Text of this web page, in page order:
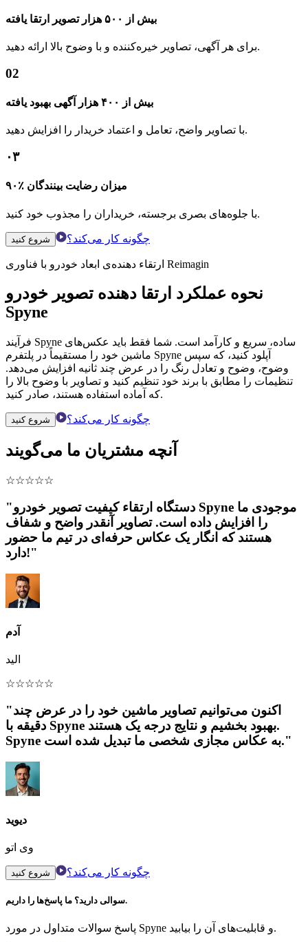
بیش از ۵۰۰ هزار تصویر ارتقا یافته
برای هر آگهی، تصاویر خیره‌کننده و با وضوح بالا ارائه دهید.
02
بیش از ۴۰۰ هزار آگهی بهبود یافته
با تصاویر واضح، تعامل و اعتماد خریدار را افزایش دهید.
۰۳
۹۰٪ میزان رضایت بینندگان
با جلوه‌های بصری برجسته، خریداران را مجذوب خود کنید.
شروع کنید چگونه کار می‌کند؟
ارتقاء دهنده‌ی ابعاد خودرو با فناوری Reimagin
نحوه عملکرد ارتقا دهنده تصویر خودرو
Spyne
فرآیند Spyne ساده، سریع و کارآمد است. شما فقط باید عکس‌های
ماشین خود را مستقیماً در پلتفرم Spyne آپلود کنید، که سپس
وضوح، وضوح و تعادل رنگ را در عرض چند ثانیه افزایش می‌دهد.
تنظیمات را مطابق با برند خود تنظیم کنید و تصاویر با وضوح بالا را
که آماده استفاده هستند، صادر کنید.
شروع کنید چگونه کار می‌کند؟
آنچه مشتریان ما می‌گویند
☆☆☆☆☆
"دستگاه ارتقاء کیفیت تصویر خودرو Spyne موجودی ما
را افزایش داده است. تصاویر آنقدر واضح و شفاف
هستند که انگار یک عکاس حرفه‌ای در تیم ما حضور
دارد!"
آدم
الید
☆☆☆☆☆
"اکنون می‌توانیم تصاویر ماشین خود را در عرض چند
دقیقه با Spyne بهبود بخشیم و نتایج درجه یک هستند.
Spyne به عکاس مجازی شخصی ما تبدیل شده است."
دیوید
وی اتو
شروع کنید چگونه کار می‌کند؟
سوالی دارید؟ ما پاسخ‌ها را داریم.
پاسخ سوالات متداول در مورد Spyne و قابلیت‌های آن را بیابید.